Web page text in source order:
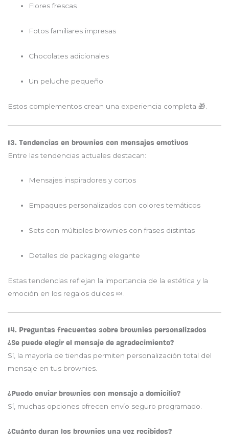
Flores frescas
Fotos familiares impresas
Chocolates adicionales
Un peluche pequeño
Estos complementos crean una experiencia completa 🎁.
13. Tendencias en brownies con mensajes emotivos
Entre las tendencias actuales destacan:
Mensajes inspiradores y cortos
Empaques personalizados con colores temáticos
Sets con múltiples brownies con frases distintas
Detalles de packaging elegante
Estas tendencias reflejan la importancia de la estética y la
emoción en los regalos dulces 🍬.
14. Preguntas frecuentes sobre brownies personalizados
¿Se puede elegir el mensaje de agradecimiento?
Sí, la mayoría de tiendas permiten personalización total del
mensaje en tus brownies.
¿Puedo enviar brownies con mensaje a domicilio?
Sí, muchas opciones ofrecen envío seguro programado.
¿Cuánto duran los brownies una vez recibidos?